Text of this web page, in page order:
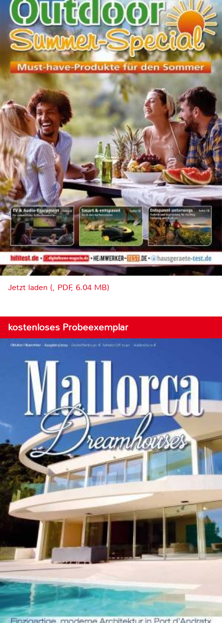
Jetzt laden (, PDF, 6.04 MB)
kostenloses Probeexemplar